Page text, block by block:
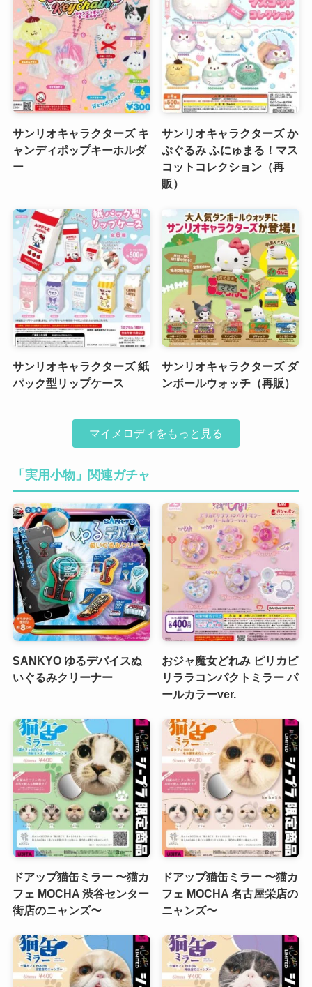
サンリオキャラクターズ キ
ャンディポップキーホルダ
ー
サンリオキャラクターズ か
ぷぐるみ ふにゅまる！マス
コットコレクション（再
販）
サンリオキャラクターズ 紙
パック型リップケース
サンリオキャラクターズ ダ
ンボールウォッチ（再販）
マイメロディをもっと見る
「実用小物」関連ガチャ
SANKYO ゆるデバイスぬ
いぐるみクリーナー
おジャ魔女どれみ ピリカピ
リララコンパクトミラー パ
ールカラーver.
ドアップ猫缶ミラー 〜猫カ
フェ MOCHA 渋谷センター
街店のニャンズ〜
ドアップ猫缶ミラー 〜猫カ
フェ MOCHA 名古屋栄店の
ニャンズ〜